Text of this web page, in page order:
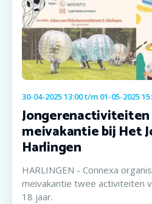
30-04-2025 13:00t/m 01-05-2025
meivakantie bij Het
Harlingen
HARLINGEN - Connexa
meivakantie twee activiteiten
18 jaar.